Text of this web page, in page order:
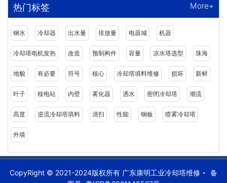
热门标签 More+
钢水 冷却器 出水量 排放量 电器城 机器
冷却塔电机发热 改造 预制构件 容量 凉水塔选型 珠海
地貌 有必要 符号 核心 冷却塔填料维修 损坏 新鲜
叶子 核电站 内壁 雾化器 洒水 密闭冷却塔 潮流
高度 逆流冷却塔填料 清扫 性能 钢板 喷雾冷却塔
外墙
CopyRight © 2021-2024版权所有 广东康明工业冷却塔维修
备